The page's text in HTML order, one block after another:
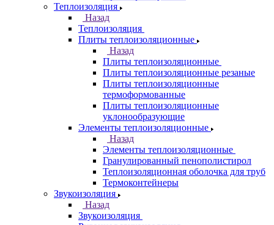
Теплоизоляция
Назад
Теплоизоляция
Плиты теплоизоляционные
Назад
Плиты теплоизоляционные
Плиты теплоизоляционные резаные
Плиты теплоизоляционные
термоформованные
Плиты теплоизоляционные
уклонообразующие
Элементы теплоизоляционные
Назад
Элементы теплоизоляционные
Гранулированный пенополистирол
Теплоизоляционная оболочка для труб
Термоконтейнеры
Звукоизоляция
Назад
Звукоизоляция